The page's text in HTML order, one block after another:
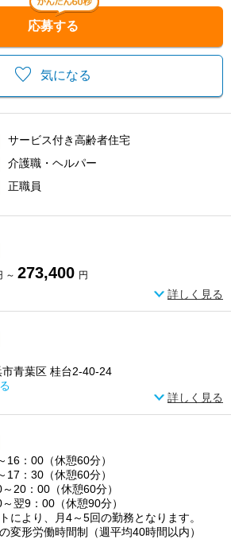
気になる
応募する
サービス付き高齢者住宅
介護職・ヘルパー
正職員
～ 273,400 円
詳しく見る
青葉区 桂台2-40-24
詳しく見る
：00（休憩60分）
：30（休憩60分）
20：00（休憩60分）
翌9：00（休憩90分）
により、月4～5回の勤務となります。
変形労働時間制（週平均40時間以内）